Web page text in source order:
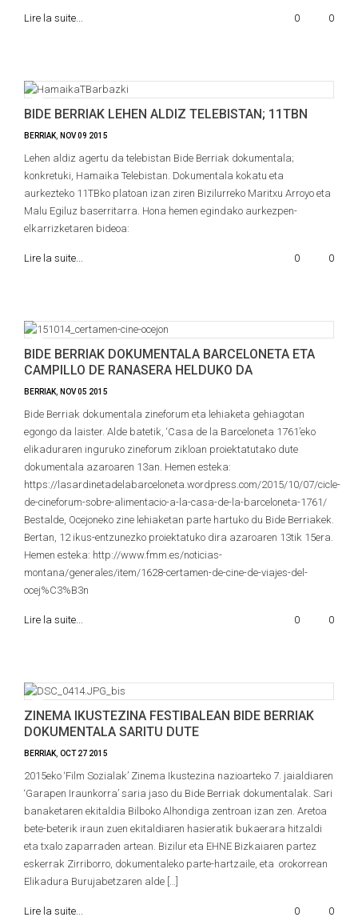
Lire la suite... 0 0
BIDE BERRIAK LEHEN ALDIZ TELEBISTAN; 11TBN
BERRIAK NOV09 2015
Lehen aldiz agertu da telebistan Bide Berriak dokumentala;
konkretuki, Hamaika Telebistan. Dokumentala kokatu eta
aurkezteko 11TBko platoan izan ziren Bizilurreko Maritxu Arroyo eta
Malu Egiluz baserritarra. Hona hemen egindako aurkezpen-
elkarrizketaren bideoa:
Lire la suite... 0 0
BIDE BERRIAK DOKUMENTALA BARCELONETA ETA
CAMPILLO DE RANASERA HELDUKO DA
BERRIAK NOV05 2015
Bide Berriak dokumentala zineforum eta lehiaketa gehiagotan
egongo da laister. Alde batetik, ‘Casa de la Barceloneta 1761’eko
elikaduraren inguruko zineforum zikloan proiektatutako dute
dokumentala azaroaren 13an. Hemen esteka:
https://lasardinetadelabarceloneta.wordpress.com/2015/10/07/cicle-
de-cineforum-sobre-alimentacio-a-la-casa-de-la-barceloneta-1761/
Bestalde, Ocejoneko zine lehiaketan parte hartuko du Bide Berriakek.
Bertan, 12 ikus-entzunezko proiektatuko dira azaroaren 13tik 15era.
Hemen esteka: http://www.fmm.es/noticias-
montana/generales/item/1628-certamen-de-cine-de-viajes-del-
ocej%C3%B3n
Lire la suite... 0 0
ZINEMA IKUSTEZINA FESTIBALEAN BIDE BERRIAK
DOKUMENTALA SARITU DUTE
BERRIAK OCT 27 2015
2015eko ‘Film Sozialak’ Zinema Ikustezina nazioarteko 7. jaialdiaren
‘Garapen Iraunkorra’ saria jaso du Bide Berriak dokumentalak. Sari
banaketaren ekitaldia Bilboko Alhondiga zentroan izan zen. Aretoa
bete-beterik iraun zuen ekitaldiaren hasieratik bukaerara hitzaldi
eta txalo zaparraden artean. Bizilur eta EHNE Bizkaiaren partez
eskerrak Zirriborro, dokumentaleko parte-hartzaile, eta orokorrean
Elikadura Burujabetzaren alde […]
Lire la suite... 0 0